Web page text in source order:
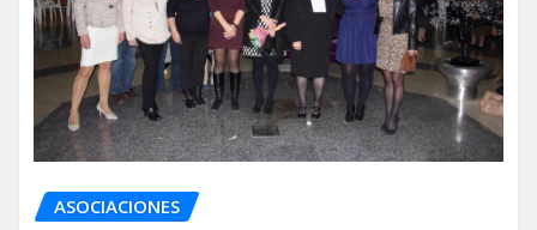
ASOCIACIONES